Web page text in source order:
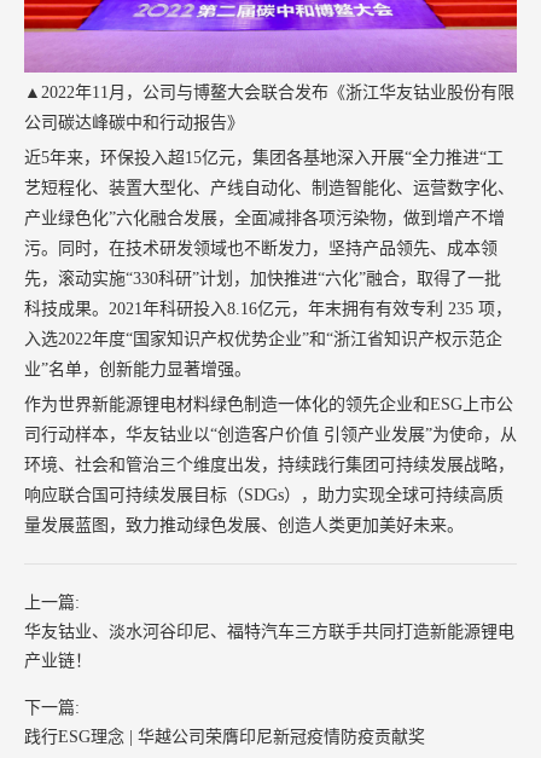
▲2022年11月，公司与博鳌大会联合发布《浙江华友钴业股份有限
公司碳达峰碳中和行动报告》
近5年来，环保投入超15亿元，集团各基地深入开展“全力推进“工
艺短程化、装置大型化、产线自动化、制造智能化、运营数字化、
产业绿色化”六化融合发展，全面减排各项污染物，做到增产不增
污。同时，在技术研发领域也不断发力，坚持产品领先、成本领
先，滚动实施“330科研”计划，加快推进“六化”融合，取得了一批
科技成果。 2021年科研投入8.16亿元，年末拥有有效专利 235 项，
入选2022年度“国家知识产权优势企业”和“浙江省知识产权示范企
业”名单，创新能力显著增强。
作为世界新能源锂电材料绿色制造一体化的领先企业和ESG 上市公
司行动样本，华友钴业以“创造客户价值 引领产业发展”为使命，从
环境、社会和管治三个维度出发，持续践行集团可持续发展战略，
响应联合国可持续发展目标（SDGs），助力实现全球可持续高质
量发展蓝图，致力推动绿色发展、创造人类更加美好未来。
上一篇:
华友钴业、淡水河谷印尼、福特汽车三方联手共同打造新能源锂电
产业链！
下一篇:
践行ESG理念 | 华越公司荣膺印尼新冠疫情防疫贡献奖